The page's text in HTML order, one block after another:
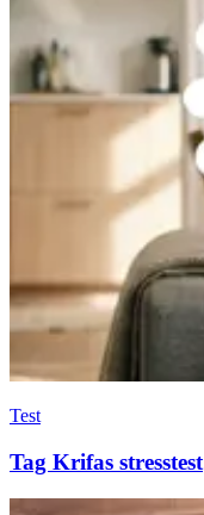
Test
Tag Krifas stresstest